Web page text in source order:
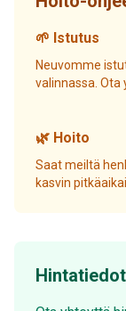
🌱 Istutus
Neuvomme
valinnassa.
🌿 Hoito
Saat meiltä
kasvin